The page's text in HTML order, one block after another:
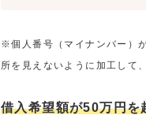
※個人番号（マイナンバー）
所を見えないように加工して
借入希望額が50万円を